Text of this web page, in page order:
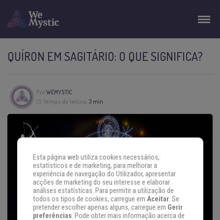
QUÍRON EM SAGITÁRIO: O QUE SIGNIFICA?
PorWEMYSTIC
Tempo de leitura: 3 min
Esta página web utiliza cookies necessários,
estatísticos e de marketing, para melhorar a
experiência de navegação do Utilizador, apresentar
acções de marketing do seu interesse e elaborar
análises estatísticas. Para permitir a utilização de
todos os tipos de cookies, carregue em Aceitar. Se
pretender escolher apenas alguns, carregue em Gerir
preferências. Pode obter mais informação acerca de